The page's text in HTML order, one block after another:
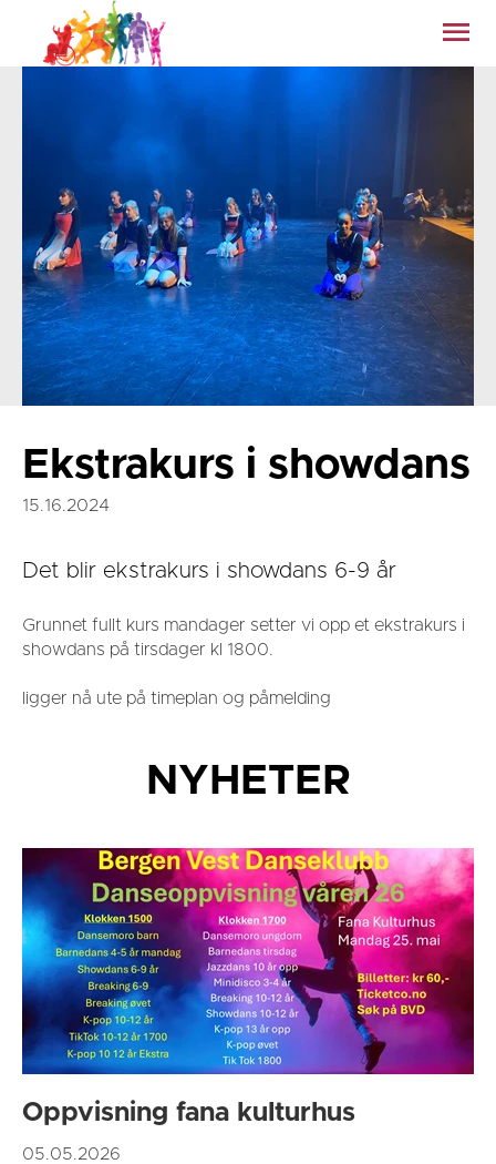
Ekstrakurs i showdans
15.16.2024
Det blir ekstrakurs i showdans 6-9 år
Grunnet fullt kurs mandager setter vi opp et ekstrakurs i
showdans på tirsdager kl 1800.
ligger nå ute på timeplan og påmelding
NYHETER
Oppvisning fana kulturhus
05.05.2026